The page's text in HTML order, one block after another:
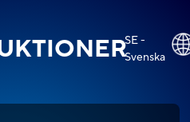
SE -
Svenska